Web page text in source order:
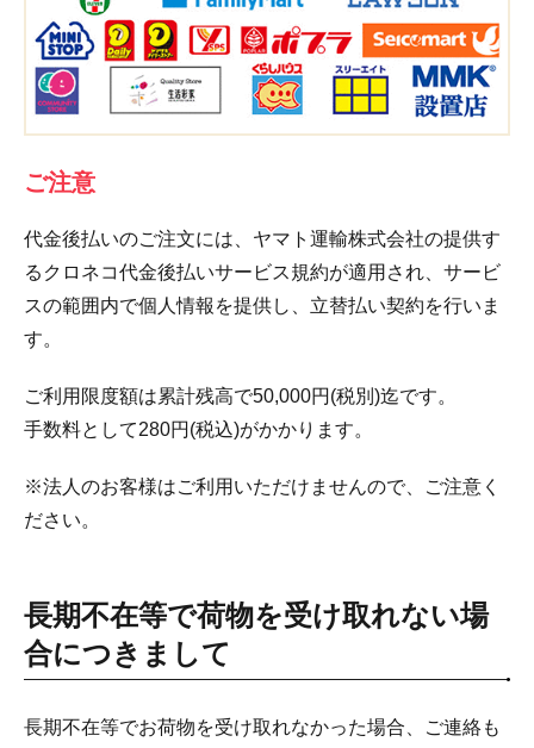
ご注意
代金後払いのご注文には、ヤマト運輸株式会社の提供す
るクロネコ代金後払いサービス規約が適用され、サービ
スの範囲内で個人情報を提供し、立替払い契約を行いま
す。
ご利用限度額は累計残高で50,000円(税別)迄です。
手数料として280円(税込)がかかります。
※法人のお客様はご利用いただけませんので、ご注意く
ださい。
長期不在等で荷物を受け取れない場
合につきまして
長期不在等でお荷物を受け取れなかった場合、ご連絡も